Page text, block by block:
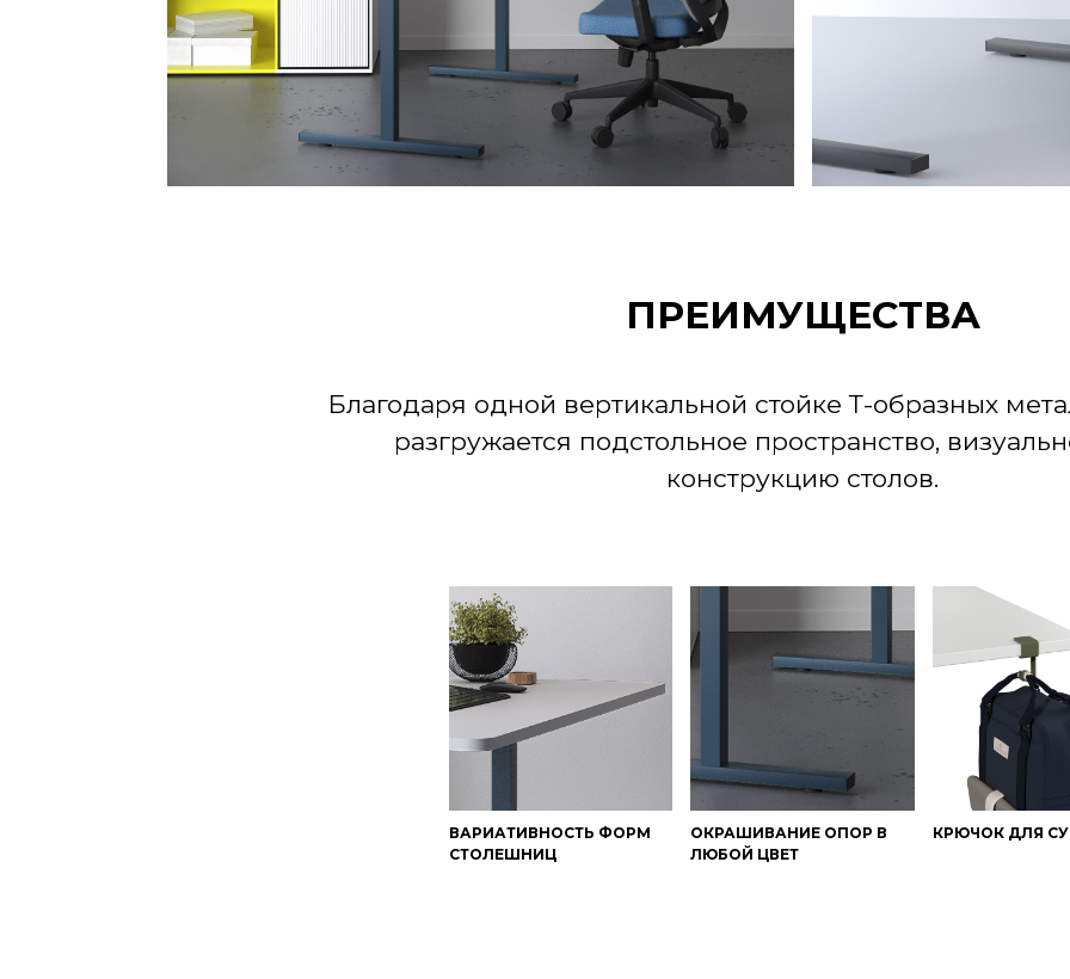
ПРЕИМУЩЕСТВА
Благодаря одной вертикальной стойке Т-образных
разгружается подстольное пространство,
конструкцию столов.
ВАРИАТИВНОСТЬ ФОРМ
СТОЛЕШНИЦ
ОКРАШИВАНИЕ ОПОР В
ЛЮБОЙ ЦВЕТ
КРЮЧОК ДЛЯ